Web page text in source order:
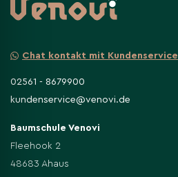
Chat kontakt mit Kundenservice
02561 - 8679900
kundenservice@venovi.de
Baumschule Venovi
Fleehook 2
48683 Ahaus